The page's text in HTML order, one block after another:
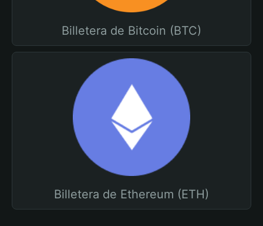
Billetera de Bitcoin (BTC)
Billetera de Ethereum (ETH)